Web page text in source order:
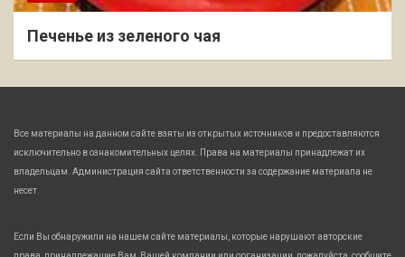
Печенье из зеленого чая
Все материалы на данном сайте взяты из открытых источников и предоставляются
исключительно в ознакомительных целях. Права на материалы принадлежат их
владельцам. Администрация сайта ответственности за содержание материала не
несет.
Если Вы обнаружили на нашем сайте материалы, которые нарушают авторские